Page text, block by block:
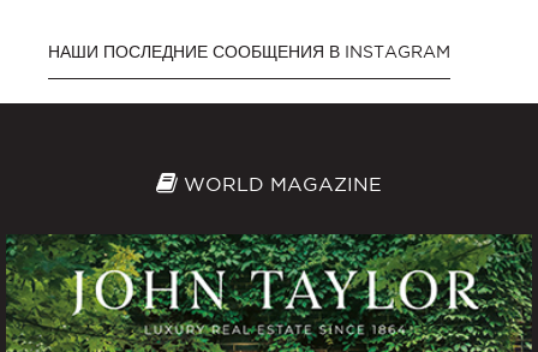
НАШИ ПОСЛЕДНИЕ СООБЩЕНИЯ В INSTAGRAM
WORLD MAGAZINE